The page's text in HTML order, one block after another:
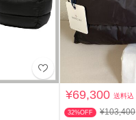
¥69,300送料込
32%OFF ¥103,400